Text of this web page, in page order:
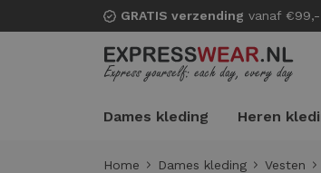
GRATIS verzending vanaf €99,-
Dames kleding Heren
Home Dames kleding Vesten